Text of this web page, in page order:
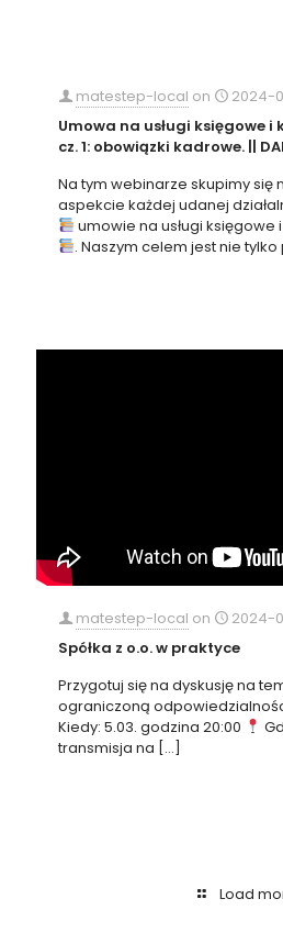
matestep-local on
2024-
Umowa na usługi księgowe i
cz. 1: obowiązki kadrowe. ||
Na tym webinarze skupimy się
aspekcie każdej udanej
umowie na usługi
. Naszym celem jest nie
matestep-local on
2024-
Spółka z o.o. w praktyce
Przygotuj się na dyskusję na
ograniczoną
Kiedy: 5.03. godzina 20:00
transmisja na […]
Load